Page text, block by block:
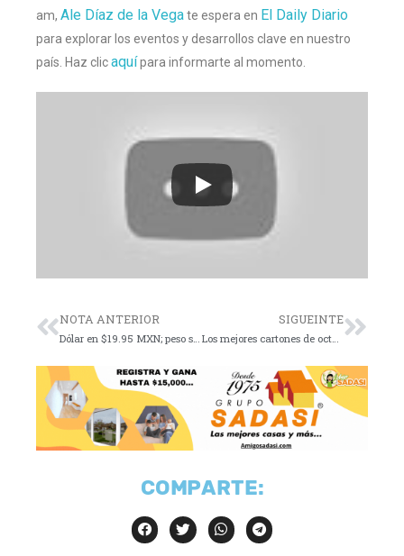
am, Ale Díaz de la Vegate espera en El Daily Diario
para explorar los eventos y desarrollos clave en nuestro
país. Haz clicaquípara informarte al momento.
NOTA ANTERIOR SIGUEINTE
Los mejores cartones de octubre 31 de 2024
COMPARTE: